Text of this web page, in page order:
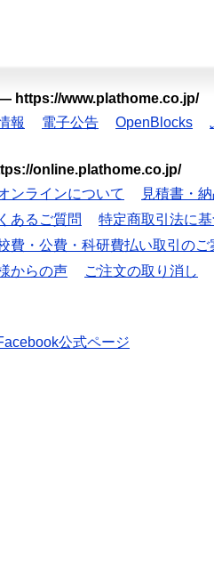
https://www.plathome.co.jp/
報 電子公告 OpenBlocks
online.plathome.co.jp/
ンラインについて
見積書・
あるご質問
特定商取引法に
費・公費・科研費払い取引のご
からの声 ご注文の取り消し
公式ページ